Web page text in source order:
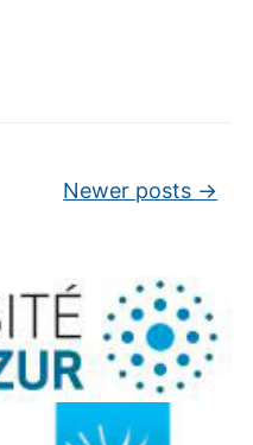
Newer posts →